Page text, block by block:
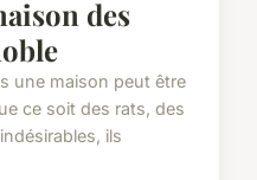
des
une maison peut être
ce soit des rats, des
ils